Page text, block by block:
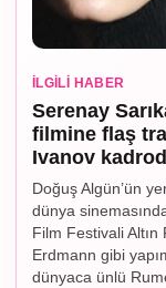
İLGILI HABER
Serenay
filmine flaş
Ivanov
Doğuş Algün’ün
dünya
Film Festivali
Erdmann gibi
dünyaca ünlü